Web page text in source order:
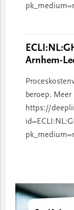
Arnhem-
beroep.
https://
Sidebar